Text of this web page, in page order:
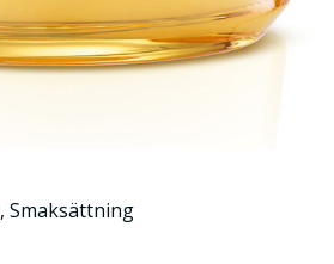
, Smaksättning